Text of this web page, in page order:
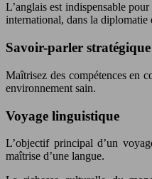
L’anglais est indispensable
international, dans la diplomatie
Savoir-parler stratégique
Maîtrisez des compétences en
environnement sain.
Voyage linguistique
L’objectif principal d’un
maîtrise d’une langue.